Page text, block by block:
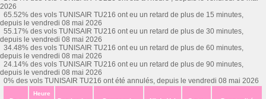
2026
65.52% des vols TUNISAIR TU216 ont eu un retard de plus de 15 minutes,
depuis le vendredi 08 mai 2026
55.17% des vols TUNISAIR TU216 ont eu un retard de plus de 30 minutes,
depuis le vendredi 08 mai 2026
34.48% des vols TUNISAIR TU216 ont eu un retard de plus de 60 minutes,
depuis le vendredi 08 mai 2026
24.14% des vols TUNISAIR TU216 ont eu un retard de plus de 90 minutes,
depuis le vendredi 08 mai 2026
0% des vols TUNISAIR TU216 ont été annulés, depuis le vendredi 08 mai 2026
Heure